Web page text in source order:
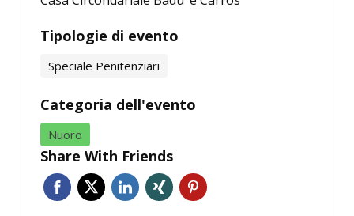
Tipologie di evento
Speciale Penitenziari
Categoria dell'evento
Nuoro
Share With Friends